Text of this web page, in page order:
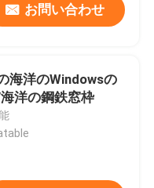
お問い合わせ
海洋のWindowsの
洋の鋼鉄窓枠